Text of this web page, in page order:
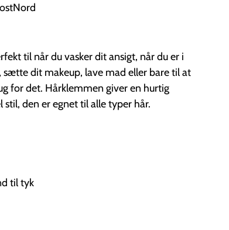
til når du vasker dit ansigt, når du er i
dit makeup, lave mad eller bare til at
for det. Hårklemmen giver en hurtig
den er egnet til alle typer hår.
til tyk